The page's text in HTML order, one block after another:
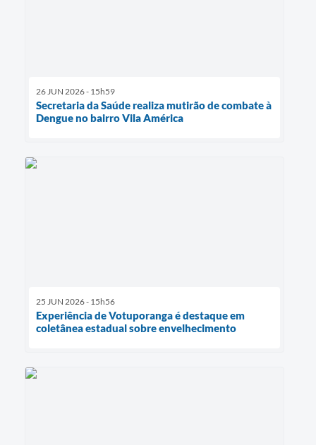
26 JUN 2026 - 15h59
Secretaria da Saúde realiza mutirão de combate à
Dengue no bairro Vila América
25 JUN 2026 - 15h56
Experiência de Votuporanga é destaque em
coletânea estadual sobre envelhecimento